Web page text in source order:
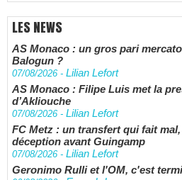
LES NEWS
AS Monaco : un gros pari
Balogun ?
07/08/2026 - Lilian Lefort
AS Monaco : Filipe Luis met la
d’Akliouche
07/08/2026 - Lilian Lefort
FC Metz : un transfert qui fait
déception avant Guingamp
07/08/2026 - Lilian Lefort
Geronimo Rulli et l'OM, c'est